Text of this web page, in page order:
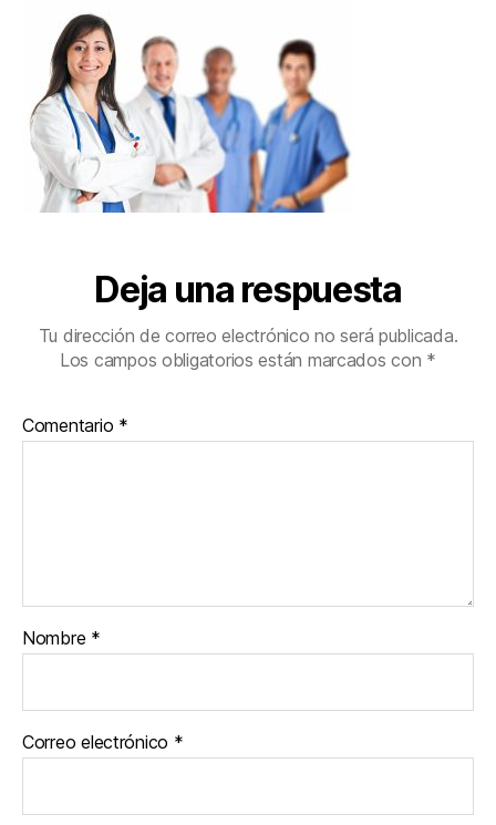
Deja una respuesta
Tu dirección de correo electrónico no será publicada.
Los campos obligatorios están marcados con *
Comentario *
Nombre *
Correo electrónico *